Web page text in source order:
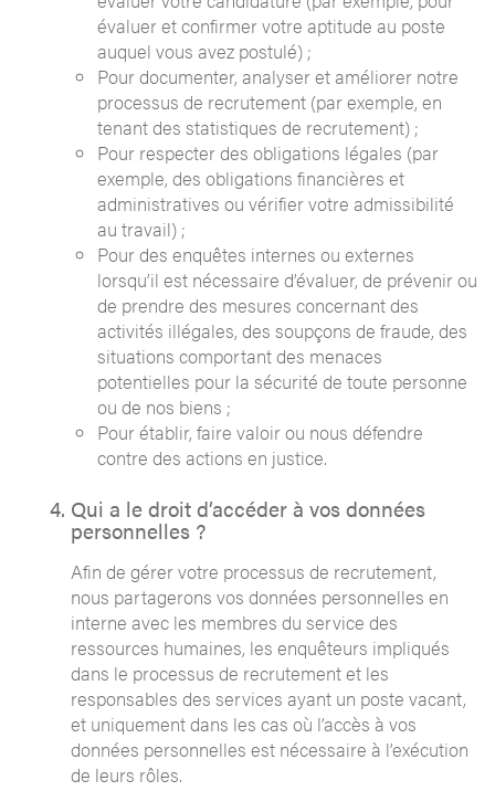
évaluer et confirmer votre aptitude au poste
auquel vous avez postulé) ;
Pour documenter, analyser et améliorer notre
processus de recrutement (par exemple, en
tenant des statistiques de recrutement) ;
Pour respecter des obligations légales (par
exemple, des obligations financières et
administratives ou vérifier votre admissibilité
au travail) ;
Pour des enquêtes internes ou externes
lorsqu’il est nécessaire d’évaluer, de prévenir ou
de prendre des mesures concernant des
activités illégales, des soupçons de fraude, des
situations comportant des menaces
potentielles pour la sécurité de toute personne
ou de nos biens ;
Pour établir, faire valoir ou nous défendre
contre des actions en justice.
Qui a le droit d’accéder à vos données
personnelles ?
Afin de gérer votre processus de recrutement,
nous partagerons vos données personnelles en
interne avec les membres du service des
ressources humaines, les enquêteurs impliqués
dans le processus de recrutement et les
responsables des services ayant un poste vacant,
et uniquement dans les cas où l’accès à vos
données personnelles est nécessaire à l’exécution
de leurs rôles.